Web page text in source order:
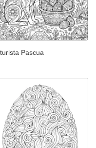
Pascua